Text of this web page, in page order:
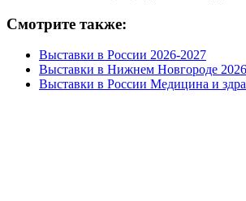
Смотрите также:
Выставки в России 2026-2027
Выставки в Нижнем Новгороде
Выставки в России Медицина и